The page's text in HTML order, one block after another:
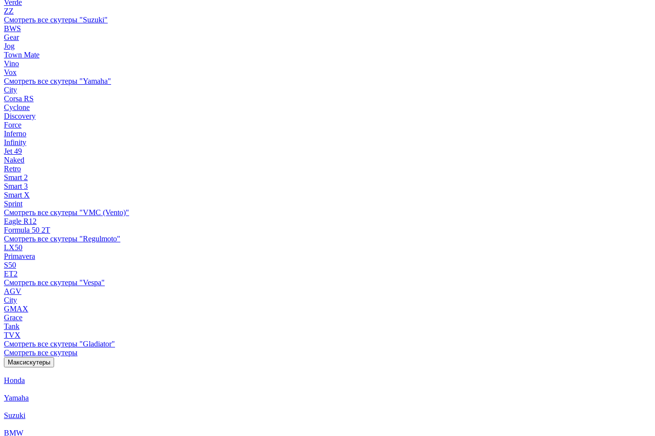
Verde
ZZ
Смотреть все скутеры "Suzuki"
BWS
Gear
Jog
Town Mate
Vino
Vox
Смотреть все скутеры "Yamaha"
City
Corsa RS
Cyclone
Discovery
Force
Inferno
Infinity
Jet 49
Naked
Retro
Smart 2
Smart 3
Smart X
Sprint
Смотреть все скутеры "VMC (Vento)"
Eagle R12
Formula 50 2Т
Смотреть все скутеры "Regulmoto"
LX50
Primavera
S50
ET2
Смотреть все скутеры "Vespa"
AGV
City
GMAX
Grace
Tank
TVX
Смотреть все скутеры "Gladiator"
Смотреть все скутеры
Максискутеры
Honda
Yamaha
Suzuki
BMW